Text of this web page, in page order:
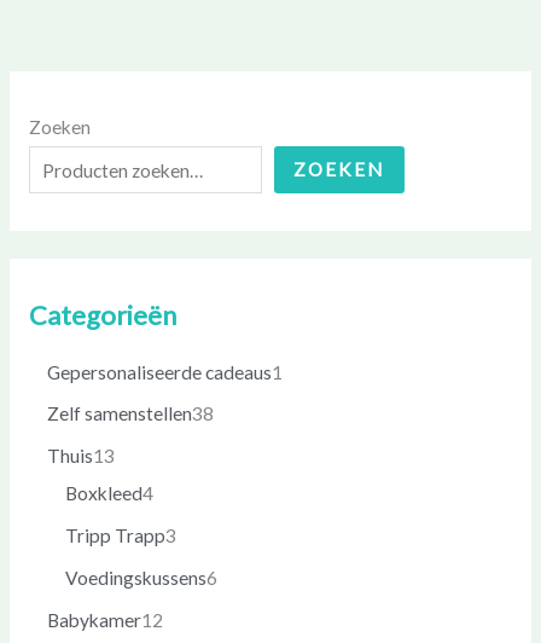
Zoeken
ZOEKEN
Categorieën
Gepersonaliseerde cadeaus1
Zelf samenstellen38
Thuis13
Boxkleed4
Tripp Trapp3
Voedingskussens6
Babykamer12